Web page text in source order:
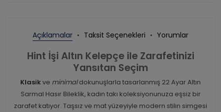
Açıklamalar Taksit Seçenekleri Yorumlar
Hint İşi Altın Kelepçe ile Zarafetinizi
Yansıtan Seçim
Klasikve minimaldokunuşlarla tasarlanmış 22 Ayar Altın
Sarmal Hasır Bileklik, kadın takı koleksiyonunuza eşsiz bir
zarafet katıyor. Taşsız ve mat yüzeyiyle modern stilin simgesi